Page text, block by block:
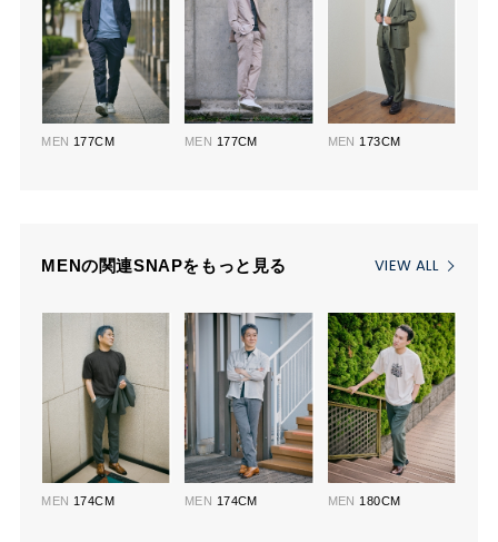
MEN 177CM MEN 177CM MEN 173CM
MENの関連SNAPをもっと見る VIEW ALL
MEN 174CM MEN 174CM MEN 180CM